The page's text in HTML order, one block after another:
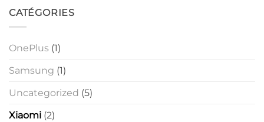
CATÉGORIES
OnePlus (1)
Samsung (1)
Uncategorized (5)
Xiaomi (2)